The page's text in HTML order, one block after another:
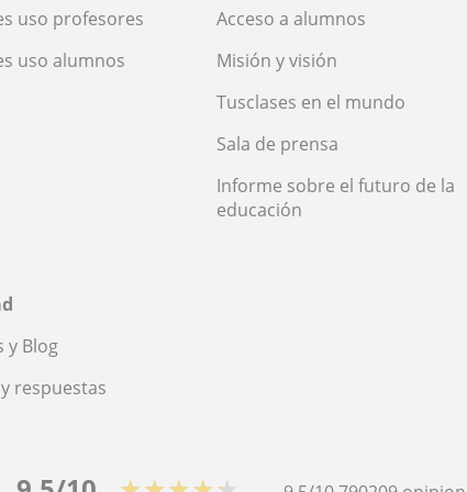
uso profesores
uso alumnos
Acceso a alumnos
Misión y visión
Tusclases en el mundo
Sala de prensa
Informe sobre el futuro de la
educación
y Blog
respuestas